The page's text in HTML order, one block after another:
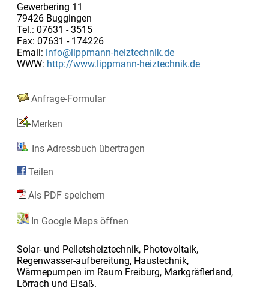
Gewerbering 11
79426 Buggingen
Tel.: 07631 - 3515
Fax: 07631 - 174226
Email: info@lippmann-heiztechnik.de
WWW: http://www.lippmann-heiztechnik.de
Anfrage-Formular
Merken
Ins Adressbuch übertragen
Teilen
Als PDF speichern
In Google Maps öffnen
Solar- und Pelletsheiztechnik, Photovoltaik,
Regenwasser-aufbereitung, Haustechnik,
Wärmepumpen im Raum Freiburg, Markgräflerland,
Lörrach und Elsaß.